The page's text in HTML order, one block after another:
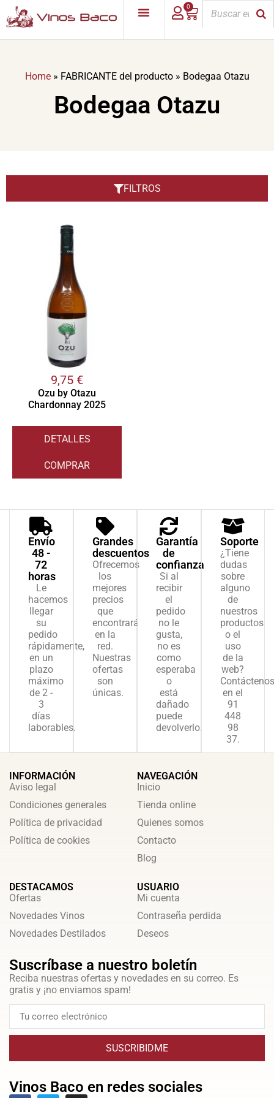
0
Home» FABRICANTE del producto» Bodegaa Otazu
Bodegaa Otazu
9,75 €
Ozu by Otazu
Chardonnay 2025
DETALLES
COMPRAR
FILTROS
Envío
48 -
72
horas
Le
hacemos
llegar
su
pedido
rápidamente,
en un
plazo
máximo
de 2 -
3
días
laborables.
Grandes
descuentos
Ofrecemos
los
mejores
precios
que
encontrará
en la
red.
Nuestras
ofertas
son
únicas.
Garantía
de
confianza
Si al
recibir
el
pedido
no le
gusta,
no es
como
esperaba
o
está
dañado
puede
devolverlo.
Soporte
¿Tiene
dudas
sobre
alguno
de
nuestros
productos
o el
uso
de la
web?
Contáctenos
en el
91
448
98
37.
INFORMACIÓN
Aviso legal
Condiciones generales
Política de privacidad
Política de cookies
NAVEGACIÓN
Inicio
Tienda online
Quienes somos
Contacto
Blog
DESTACAMOS
Ofertas
Novedades Vinos
Novedades Destilados
USUARIO
Mi cuenta
Contraseña perdida
Deseos
Suscríbase a nuestro boletín
Reciba nuestras ofertas y novedades en su correo. Es
gratis y ¡no enviamos spam!
SUSCRIBIDME
Vinos Baco en redes sociales